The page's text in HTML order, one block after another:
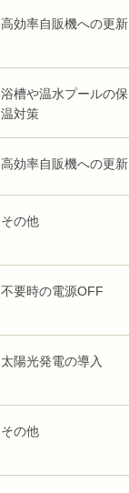
高効率自販機への更新
浴槽や温水プールの保
温対策
高効率自販機への更新
その他
不要時の電源OFF
太陽光発電の導入
その他